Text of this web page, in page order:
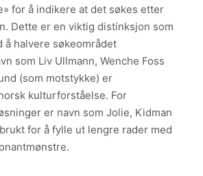
for å indikere at det søkes etter
Dette er en viktig distinksjon som
å halvere søkeområdet
som Liv Ullmann, Wenche Foss
(som motstykke) er
kulturforståelse. For
er navn som Jolie, Kidman
for å fylle ut lengre rader med